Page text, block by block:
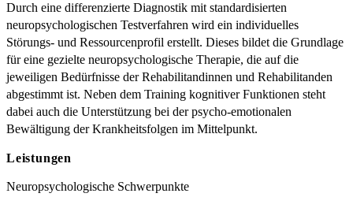
Durch eine differenzierte Diagnostik mit standardisierten
neuropsychologischen Testverfahren wird ein individuelles
Störungs- und Ressourcenprofil erstellt. Dieses bildet die Grundlage
für eine gezielte neuropsychologische Therapie, die auf die
jeweiligen Bedürfnisse der Rehabilitandinnen und Rehabilitanden
abgestimmt ist. Neben dem Training kognitiver Funktionen steht
dabei auch die Unterstützung bei der psycho-emotionalen
Bewältigung der Krankheitsfolgen im Mittelpunkt.
Leistungen
Neuropsychologische Schwerpunkte